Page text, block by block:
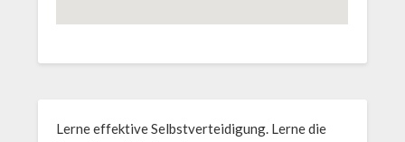
Lerne effektive Selbstverteidigung. Lerne die